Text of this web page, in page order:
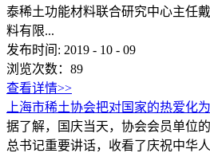
泰稀土功能材料联合研究中心主任
料有限...
发布时间: 2019 - 10 - 09
浏览次数： 89
查看详情>>
上海市稀土协会把对国家的热爱化
据了解，国庆当天，协会会员单位
总书记重要讲话，收看了庆祝中华